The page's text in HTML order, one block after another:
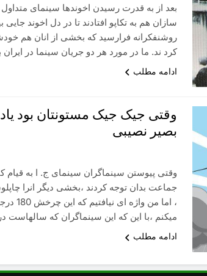
بعد از به قدرت رسیدن اخوندها سینمای
سازان هم به تکاپو افتادند تا در دل اخوند جایی
روشنفکرانه فرارسید که بخشی از انان هم
کرد ند. ما در مورد هر دو جریان سینما در
ادامه مطلب
وقتی جیک جیک مستونتان بود یاد
بصیر نصیبی
وقتی پیوستن سینماگران سینمای ج. ا به
جماعت بدان توجه کردند ،بخشی دیگر انرا
، اما
میکنم ،با این که این سینماگران که
ادامه مطلب